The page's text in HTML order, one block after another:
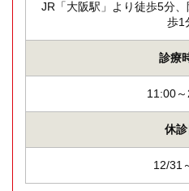
JR「大阪駅」より徒歩5分
歩1
診療
11:00
休診
12/31